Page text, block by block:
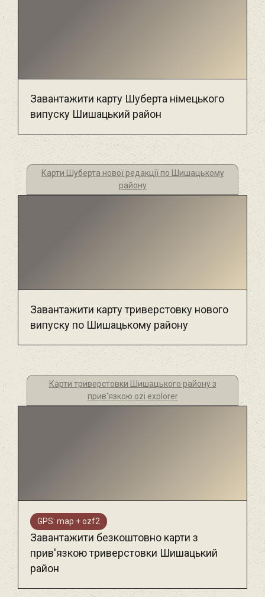
Завантажити карту Шуберта німецького
випуску Шишацький район
Карти Шуберта нової редакції по Шишацькому
району
Завантажити карту триверстовку нового
випуску по Шишацькому району
Карти триверстовки Шишацького району з
прив'язкою ozi explorer
GPS: map + ozf2
Завантажити безкоштовно карти з
прив'язкою триверстовки Шишацький
район